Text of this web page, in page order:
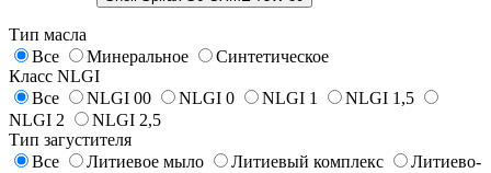
Тип масла
Все
Минеральное
Синтетическое
Класс NLGI
Все
NLGI 00 NLGI 0 NLGI 1
NLGI 1,5
NLGI 2
NLGI 2,5
Тип загустителя
Все
Литиевое мыло Литиевый комплекс
Литиево-